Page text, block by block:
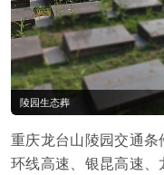
陵园生态葬
重庆龙台山陵园交通
环线高速、银昆高速